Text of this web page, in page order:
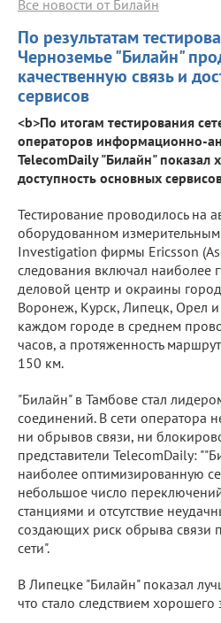
По результатам
Черноземье "Билайн"
качественную связь и
сервисов
Все новости от Билайн
<b>По итогам тестирования
операторов информационно-
TelecomDaily "Билайн" показал
доступность основных
Тестирование проводилось на
оборудованном
Investigation фирмы Ericsson
следования включал наиболее
деловой центр и окраины
Воронеж, Курск, Липецк, Орел и
каждом городе в среднем
часов, а протяженность
150 км.
"Билайн" в Тамбове стал
соединений. В сети оператора
ни обрывов связи, ни
представители TelecomDaily:
наиболее оптимизированную
небольшое число
станциями и отсутствие
создающих риск обрыва связи
сети".
В Липецке "Билайн" показал
что стало следствием хорошего